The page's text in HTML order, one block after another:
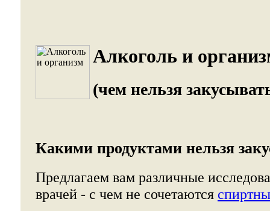
Алкоголь и
(чем нельзя
Какими продуктами нельзя
Предлагаем вам различные
врачей - с чем не сочетаются